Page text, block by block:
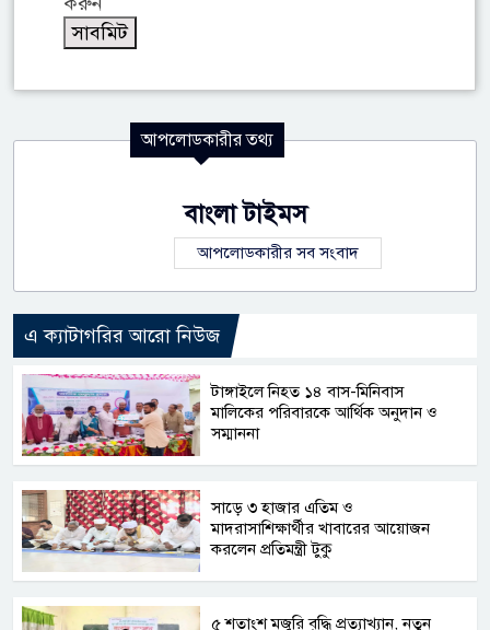
আপলোডকারীর তথ্য
বাংলা টাইমস
আপলোডকারীর সব সংবাদ
এ ক্যাটাগরির আরো নিউজ
টাঙ্গাইলে নিহত ১৪ বাস-মিনিবাস
মালিকের পরিবারকে আর্থিক অনুদান ও
সম্মাননা
সাড়ে ৩ হাজার এতিম ও
মাদরাসাশিক্ষার্থীর খাবারের আয়োজন
করলেন প্রতিমন্ত্রী টুকু
৫ শতাংশ মজুরি বৃদ্ধি প্রত্যাখ্যান, নতুন